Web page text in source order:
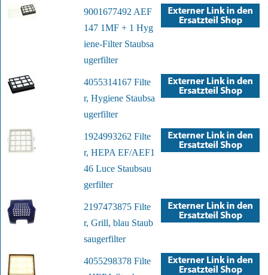
9001677492 AEF
147 1MF + 1 Hyg
iene-Filter Staubsa
ugerfilter
4055314167 Filte
r, Hygiene Staubsa
ugerfilter
1924993262 Filte
r, HEPA EF/AEF1
46 Luce Staubsau
gerfilter
2197473875 Filte
r, Grill, blau Staub
saugerfilter
4055298378 Filte